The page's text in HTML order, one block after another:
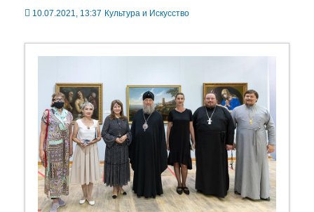
10.07.2021, 13:37 Культура и Искусство